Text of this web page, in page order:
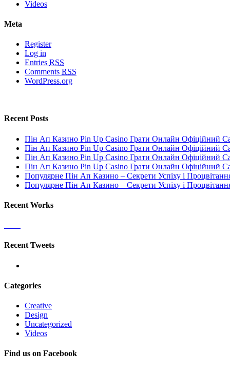
Videos
Meta
Register
Log in
Entries RSS
Comments RSS
WordPress.org
Recent Posts
Пін Ап Казино Pin Up Casino Грати Онлайн Офіційний
Пін Ап Казино Pin Up Casino Грати Онлайн Офіційний
Пін Ап Казино Pin Up Casino Грати Онлайн Офіційний
Пін Ап Казино Pin Up Casino Грати Онлайн Офіційний
Популярне Пін Ап Казино – Секрети Успіху і
Популярне Пін Ап Казино – Секрети Успіху і
Recent Works
Recent Tweets
Categories
Creative
Design
Uncategorized
Videos
Find us on Facebook